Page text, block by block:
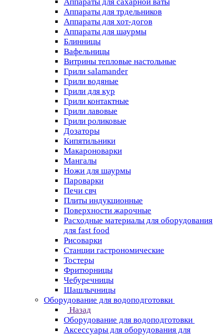
Аппараты для трдельников
Аппараты для хот-догов
Аппараты для шаурмы
Блинницы
Вафельницы
Витрины тепловые настольные
Грили salamander
Грили водяные
Грили для кур
Грили контактные
Грили лавовые
Грили роликовые
Дозаторы
Кипятильники
Макароноварки
Мангалы
Ножи для шаурмы
Пароварки
Печи свч
Плиты индукционные
Поверхности жарочные
Расходные материалы для оборудования
для fast food
Рисоварки
Станции гастрономические
Тостеры
Фритюрницы
Чебуречницы
Шашлычницы
Оборудование для водоподготовки
Назад
Оборудование для водоподготовки
Аксессуары для оборудования для